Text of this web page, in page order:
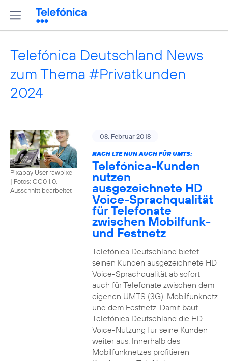
Telefónica Deutschland News
zum Thema #Privatkunden
2024
Pixabay User rawpixel
| Fotos: CC0 1.0,
Ausschnitt bearbeitet
08. Februar 2018
NACH LTE NUN AUCH FÜR UMTS:
Telefónica-Kunden
nutzen
ausgezeichnete HD
Voice-Sprachqualität
für Telefonate
zwischen Mobilfunk-
und Festnetz
Telefónica Deutschland bietet
seinen Kunden ausgezeichnete HD
Voice-Sprachqualität ab sofort
auch für Telefonate zwischen dem
eigenen UMTS (3G)-Mobilfunknetz
und dem Festnetz. Damit baut
Telefónica Deutschland die HD
Voice-Nutzung für seine Kunden
weiter aus. Innerhalb des
Mobilfunknetzes profitieren